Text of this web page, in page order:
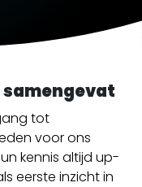
samengevat
tot
voor ons
kennis altijd up-
eerste inzicht in